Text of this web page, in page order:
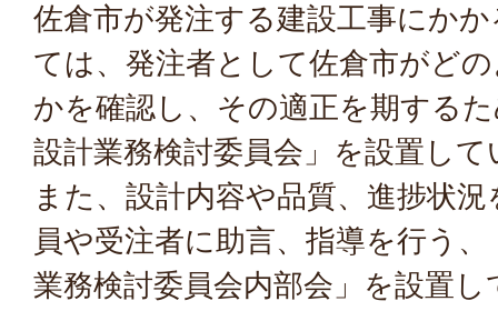
佐倉市が発注する建設工事にか
ては、発注者として佐倉市がど
かを確認し、その適正を期する
設計業務検討委員会」を設置して
また、設計内容や品質、進捗状
員や受注者に助言、指導を行う
業務検討委員会内部会」を設置